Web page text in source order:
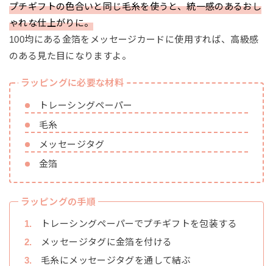
プチギフトの色合いと同じ毛糸を使うと、統一感のあるおし
ゃれな仕上がりに。
100均にある金箔をメッセージカードに使用すれば、高級感
のある見た目になりますよ。
ラッピングに必要な材料
トレーシングペーパー
毛糸
メッセージタグ
金箔
ラッピングの手順
トレーシングペーパーでプチギフトを包装する
メッセージタグに金箔を付ける
毛糸にメッセージタグを通して結ぶ